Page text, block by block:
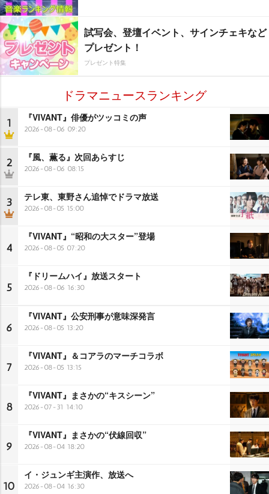
試写会、登壇イベント、サインチェキなど
プレゼント！
プレゼント特集
ドラマニュースランキング
1 『VIVANT』俳優がツッコミの声
2026-08-06 09:20
2 『風、薫る』次回あらすじ
2026-08-06 08:15
3 テレ東、東野さん追悼でドラマ放送
2026-08-05 15:00
4
『VIVANT』“昭和の大スター”登場
2026-08-05 07:20
5
『ドリームハイ』放送スタート
2026-08-06 16:30
6
『VIVANT』公安刑事が意味深発言
2026-08-05 13:20
7
『VIVANT』＆コアラのマーチコラボ
2026-08-05 13:15
8
『VIVANT』まさかの“キスシーン”
2026-07-31 14:10
9
『VIVANT』まさかの“伏線回収”
2026-08-04 18:20
10
イ・ジュンギ主演作、放送へ
2026-08-04 16:30